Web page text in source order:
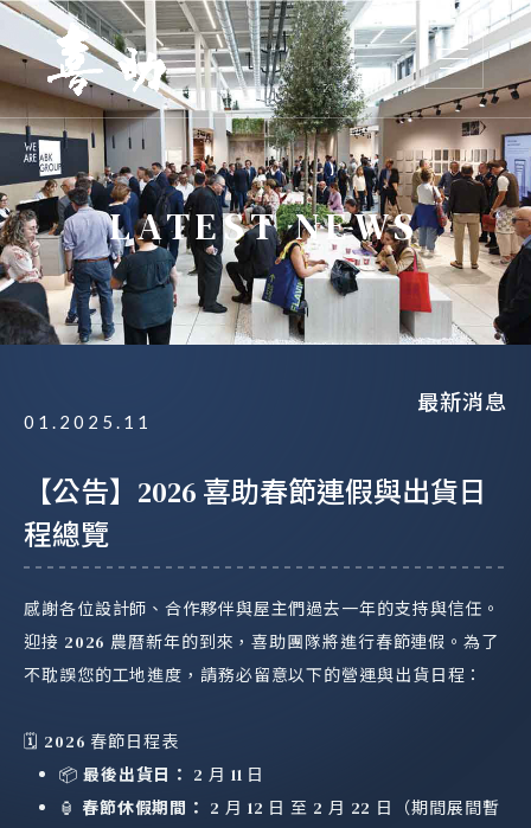
LATEST NEWS
01.2025.11
最新消息
【公告】2026 喜助春節連假與出貨日
程總覽
感謝各位設計師、合作夥伴與屋主們過去一年的支持與信任。
迎接 2026 農曆新年的到來，喜助團隊將進行春節連假。為了
不耽誤您的工地進度，請務必留意以下的營運與出貨日程：
🗓️ 2026 春節日程表
📦 最後出貨日： 2 月 11 日
🏮 春節休假期間： 2 月 12 日 至 2 月 22 日（期間展間暫